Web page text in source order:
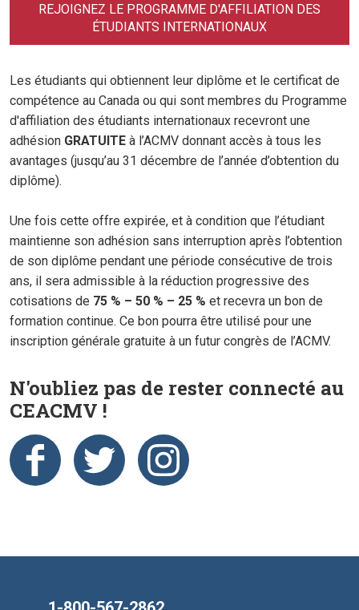
REJOIGNEZ LE PROGRAMME D'AFFILIATION DES
ÉTUDIANTS INTERNATIONAUX
Les étudiants qui obtiennent leur diplôme et le certificat de
compétence au Canada ou qui sont membres du Programme
d'affiliation des étudiants internationaux recevront une
adhésion GRATUITE à l’ACMV donnant accès à tous les
avantages (jusqu’au 31 décembre de l’année d’obtention du
diplôme).
Une fois cette offre expirée, et à condition que l’étudiant
maintienne son adhésion sans interruption après l’obtention
de son diplôme pendant une période consécutive de trois
ans, il sera admissible à la réduction progressive des
cotisations de 75 % – 50 % – 25 % et recevra un bon de
formation continue. Ce bon pourra être utilisé pour une
inscription générale gratuite à un futur congrès de l’ACMV.
N'oubliez pas de rester connecté au
CEACMV !